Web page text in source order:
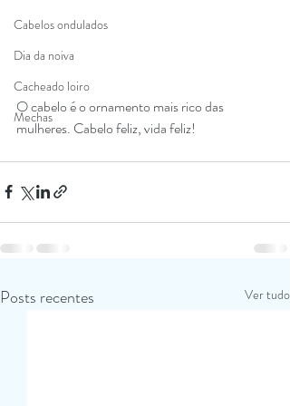
Cabelos ondulados
Dia da noiva
Cacheado loiro
Mechas
O cabelo é o ornamento mais rico das
mulheres. Cabelo feliz, vida feliz!
Posts recentes Ver tudo